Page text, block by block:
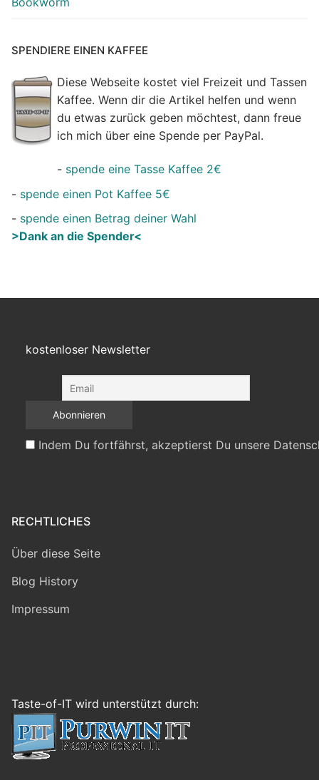
SPENDIERE EINEN KAFFEE
Diese Webseite kostet viel Freizeit und Tassen
Kaffee. Wenn dir die Artikel helfen und wenn
du etwas zurück geben möchtest, dann freue
ich mich über eine Spende per PayPal.
- spende eine Tasse Kaffee 2€
- spende einen Pot Kaffee 5€
- spende einen Betrag deiner Wahl
>Dank an die Spender<
kostenloser Newsletter
Indem Du fortfährst, akzeptierst Du unsere
RECHTLICHES
Über diese Seite
Blog History
Impressum
Taste-of-IT wird unterstützt durch: